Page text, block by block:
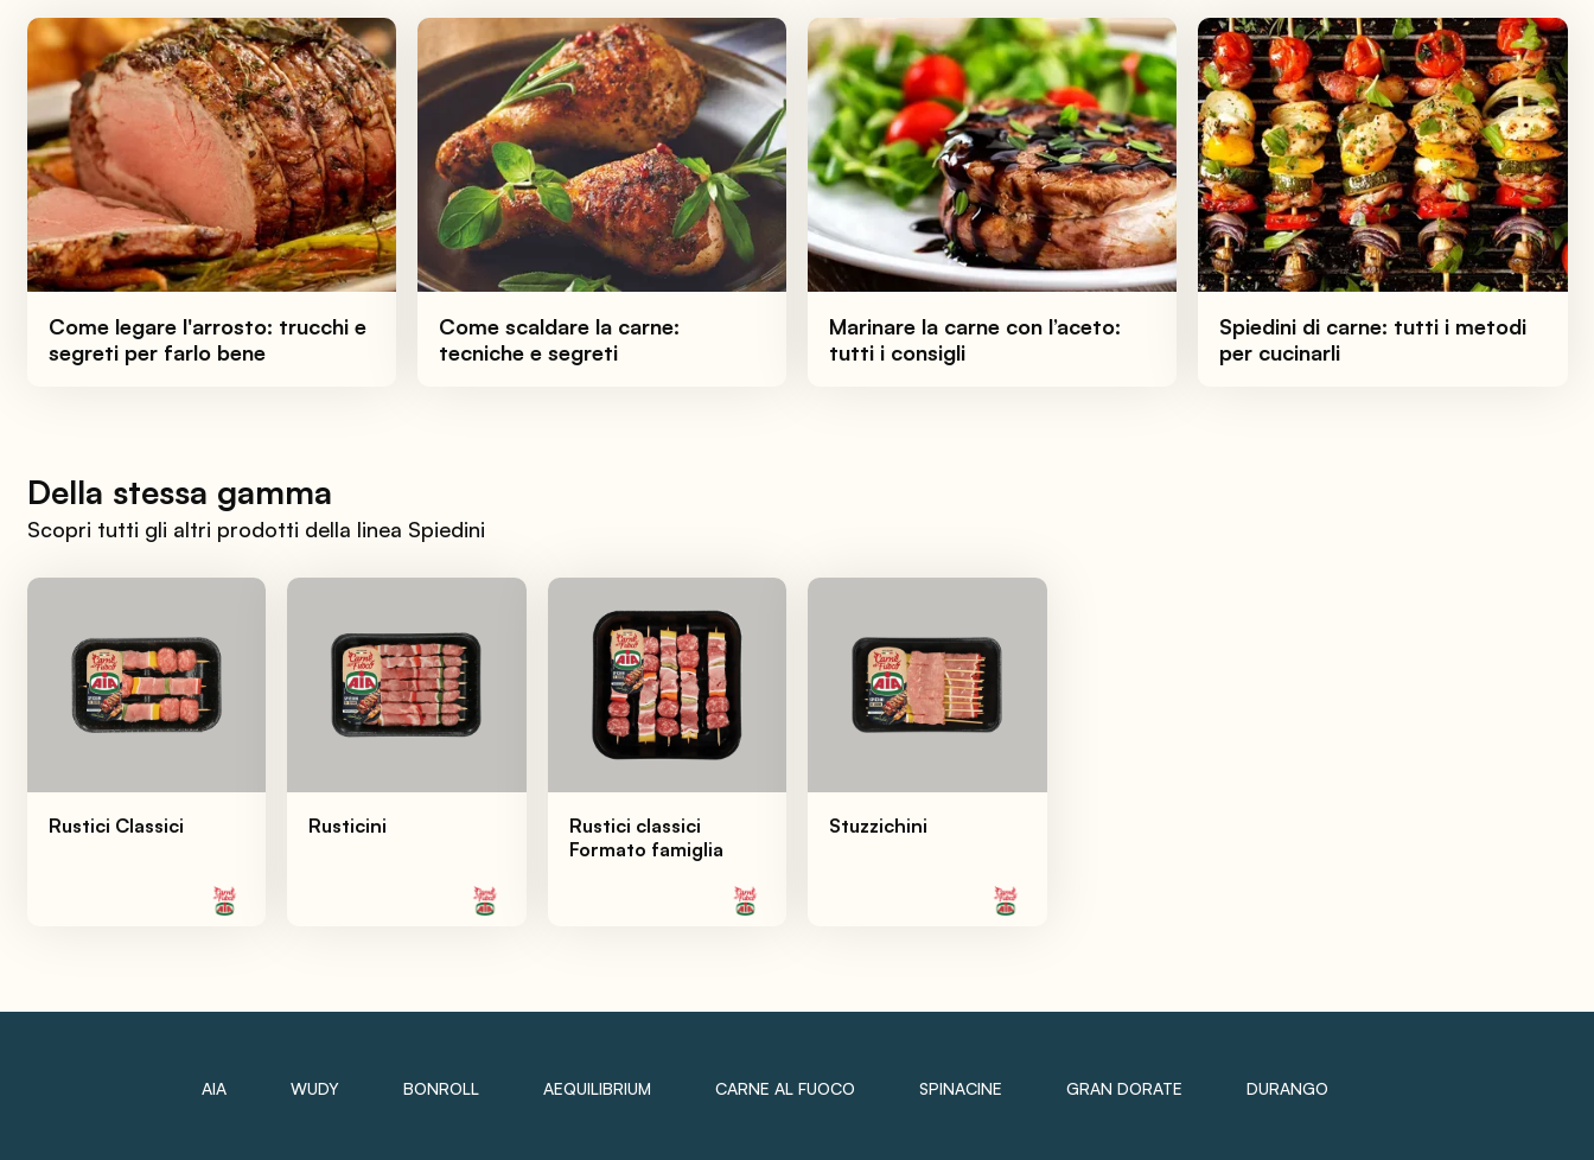
Come legare l'arrosto: trucchi e
segreti per farlo bene
Come scaldare la carne:
tecniche e segreti
Marinare la carne con l’aceto:
tutti i consigli
Spiedini di carne: tutti i metodi
per cucinarli
Della stessa gamma
Scopri tutti gli altri prodotti della linea Spiedini
Rustici Classici Rusticini
Rustici classici
Formato famiglia
Stuzzichini
AIA WUDY BONROLL AEQUILIBRIUM CARNE AL FUOCO SPINACINE GRAN DORATE DURANGO